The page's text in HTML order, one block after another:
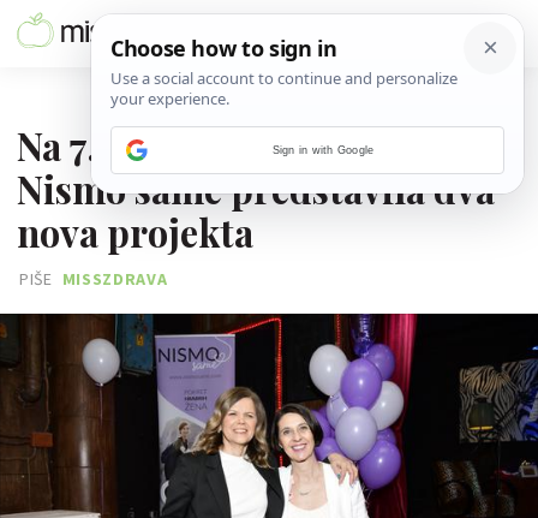
Na 7. rođendan Udruga
Nismo same predstavila dva
nova projekta
PIŠE MISSZDRAVA
Sign in with Google